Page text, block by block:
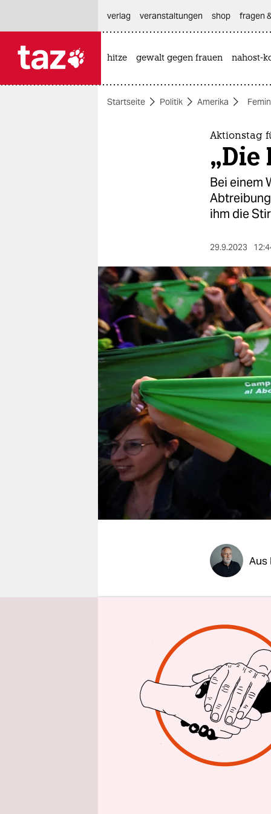
themen
berlin
nord
wahrheit
verlag
verlag
veranstaltungen
shop
fragen & hilfe
unterstützen
genossenschaft
verlag
veranstaltungen shop fragen
hitze gewalt gegen frauen nahost-
Startseite Politik Amerika
Aktionstag
„Die
Bei einem
ihm die
29.9.2023
Aus
Am
gegangen
gezogen.
Die